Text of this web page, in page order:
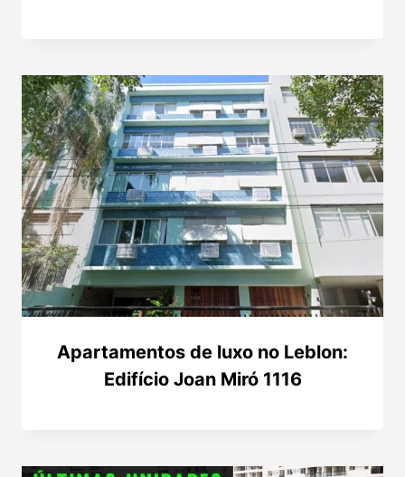
Apartamentos de luxo no Leblon:
Edifício Joan Miró 1116